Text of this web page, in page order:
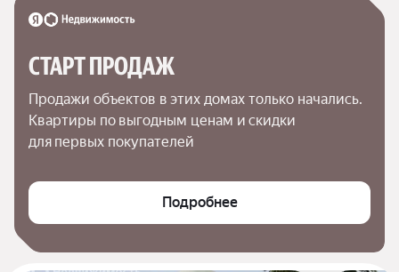
СТАРТ ПРОДАЖ
Продажи объектов в этих домах только начались.
Квартиры по выгодным ценам и скидки
для первых покупателей
Подробнее